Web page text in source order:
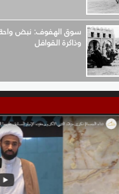
سوق الهفوف: نبض واحة
وذاكرة القوافل